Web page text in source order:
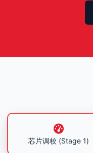
芯片调校 (Stage 1)